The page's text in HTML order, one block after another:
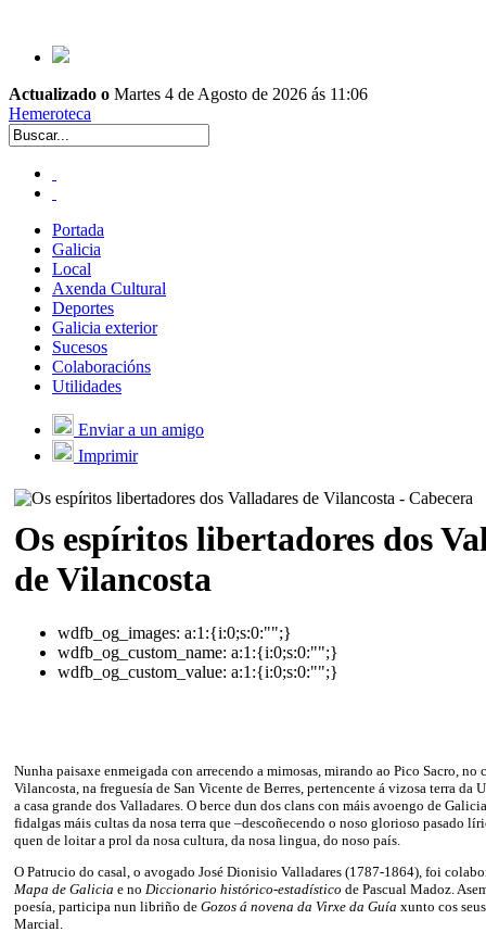
Actualizado o Martes 4 de Agosto de 2026 ás 11:06
Hemeroteca
Portada
Galicia
Local
Axenda Cultural
Deportes
Galicia exterior
Sucesos
Colaboracións
Utilidades
Enviar a un amigo
Imprimir
Os espíritos libertadores dos
de Vilancosta
wdfb_og_images: a:1:{i:0;s:0:"";}
wdfb_og_custom_name: a:1:{i:0;s:0:"";}
wdfb_og_custom_value: a:1:{i:0;s:0:"";}
Nunha paisaxe enmeigada con arrecendo a mimosas, mirando ao Pico Sacro, no
Vilancosta, na freguesía de San Vicente de Berres, pertencente á vizosa terra da
a casa grande dos Valladares. O berce dun dos clans con máis avoengo de
fidalgas máis cultas da nosa terra que –descoñecendo o noso glorioso pasado
quen de loitar a prol da nosa cultura, da nosa lingua, do noso país.
O Patrucio do casal, o avogado José Dionisio Valladares (1787-1864), foi
Mapa de Galicia e no Diccionario histórico-estadístico de Pascual Madoz.
poesía, participa nun libriño de Gozos á novena da Virxe da Guía xunto cos
Marcial.